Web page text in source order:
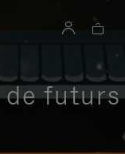
de futurs